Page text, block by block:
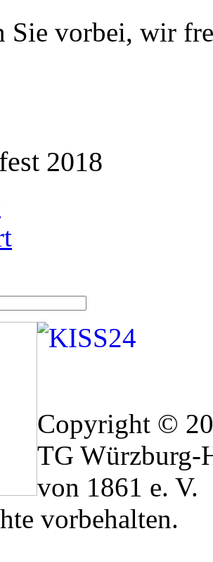
Sie vorbei, wir
2018
Copyright ©
TG Würzburg-
von 1861 e. V.
vorbehalten.